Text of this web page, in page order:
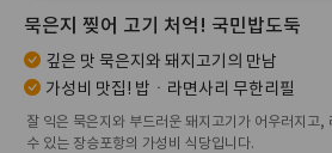
묵은지 찢어 고기 처억! 국민밥도둑
깊은 맛 묵은지와 돼지고기의 만남
가성비 맛집! 밥ㆍ라면사리 무한리필
잘 익은 묵은지와 부드러운 돼지고기가 어우러지고,
수 있는 장승포항의 가성비 식당입니다.